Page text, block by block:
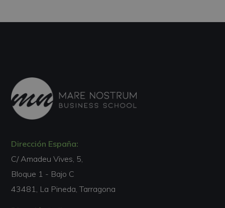
Dirección España:
C/ Amadeu Vives, 5,
Bloque 1 - Bajo C
43481, La Pineda, Tarragona